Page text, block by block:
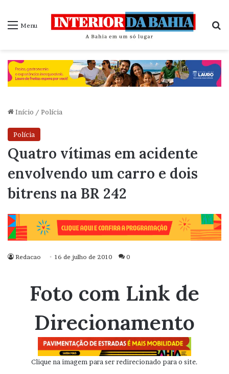
Menu
Início / Polícia
Polícia
Quatro vítimas em acidente
envolvendo um carro e dois
bitrens na BR 242
Redacao 16 de julho de 2010 0
Foto com Link de
Direcionamento
Clique na imagem para ser redirecionado para o site.